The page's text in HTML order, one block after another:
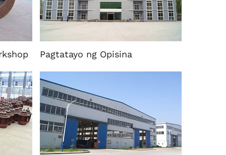
Pagtatayo ng Opisina